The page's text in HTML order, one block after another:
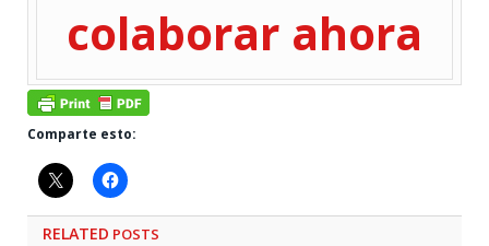
colaborar ahora
Comparte esto:
RELATED POSTS